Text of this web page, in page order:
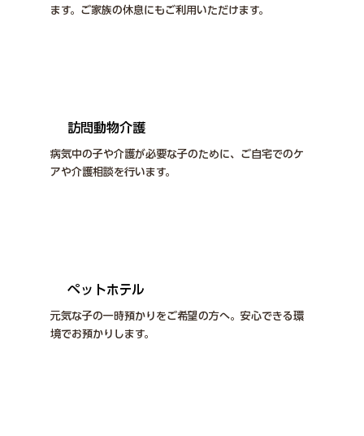
ます。ご家族の休息にもご利用いただけます。
訪問動物介護
病気中の子や介護が必要な子のために、ご自宅でのケ
アや介護相談を行います。
ペットホテル
元気な子の一時預かりをご希望の方へ。安心できる環
境でお預かりします。